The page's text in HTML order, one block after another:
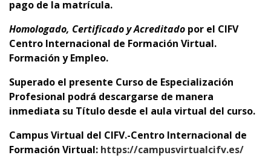
pago de la matrícula.
Homologado, Certificado y Acreditado por el CIFV
Centro Internacional de Formación Virtual.
Formación y Empleo.
Superado el presente Curso de Especialización
Profesional podrá descargarse de manera
inmediata su Título desde el aula virtual del curso.
Campus Virtual del CIFV.-Centro Internacional de
Formación Virtual: https://campusvirtualcifv.es/